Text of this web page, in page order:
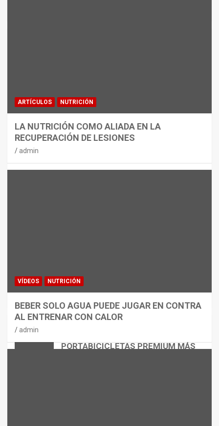
PORTABICICLETAS PREMIUM MÁS
ARTÍCULOS NUTRICIÓN
LA NUTRICIÓN COMO ALIADA EN LA
RECUPERACIÓN DE LESIONES
admin
VÍDEOS NUTRICIÓN
BEBER SOLO AGUA PUEDE JUGAR EN CONTRA
AL ENTRENAR CON CALOR
admin